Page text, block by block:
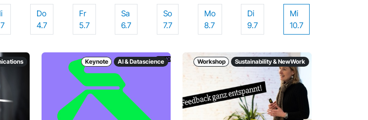
Do
4.7
Fr
5.7
Sa
6.7
So
7.7
Mo
8.7
Di
9.7
Mi
10.7
Keynote AI & Datascience Workshop Sustainability & NewWork